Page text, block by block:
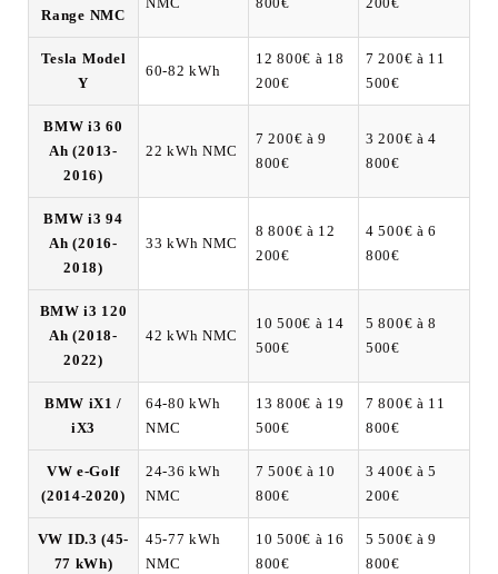
Range NMC
Tesla Model
Y
60-82 kWh
12 800€ à 18
200€
7 200€ à 11
500€
BMW i3 60
Ah (2013-
2016)
22 kWh NMC
7 200€ à 9
800€
3 200€ à 4
800€
BMW i3 94
Ah (2016-
2018)
33 kWh NMC
8 800€ à 12
200€
4 500€ à 6
800€
BMW i3 120
Ah (2018-
2022)
42 kWh NMC
10 500€ à 14
500€
5 800€ à 8
500€
BMW iX1 /
iX3
64-80 kWh
NMC
13 800€ à 19
500€
7 800€ à 11
800€
VW e-Golf
(2014-2020)
24-36 kWh
NMC
7 500€ à 10
800€
3 400€ à 5
200€
VW ID.3 (45-
77 kWh)
45-77 kWh
NMC
10 500€ à 16
800€
5 500€ à 9
800€